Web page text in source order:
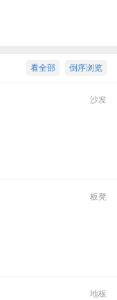
倒序浏览
看全部
沙发
板凳
地板